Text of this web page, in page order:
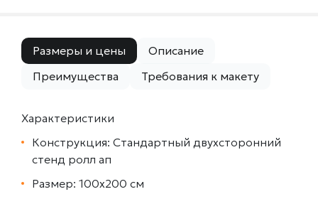
Размеры и цены
Описание
Преимущества
Требования к макету
Характеристики
Конструкция: Стандартный двухсторонний
стенд ролл ап
Размер: 100х200 см